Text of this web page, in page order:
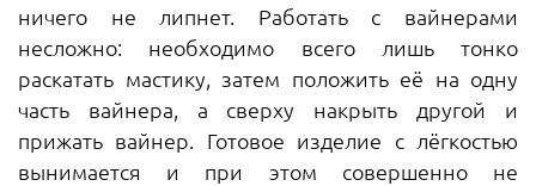
ничего не липнет. Работать с вайнерами
несложно: необходимо всего лишь тонко
раскатать мастику, затем положить её на одну
часть вайнера, а сверху накрыть другой и
прижать вайнер. Готовое изделие с лёгкостью
вынимается и при этом совершенно не